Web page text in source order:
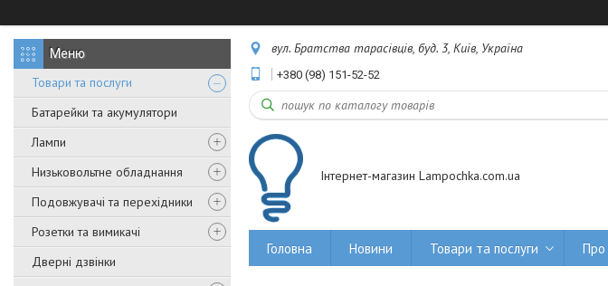
Товари та послуги
Батарейки та акумулятори
Лампи
Низьковольтне обладнання
Подовжувачі та перехідники
Розетки та вимикачі
Дверні дзвінки
вул. Братства тарасівців, буд. 3, Київ, Україна
+380 (98) 151-52-52
Інтернет-магазин Lampochka.com.ua
Головна Новини Товари та послуги Про